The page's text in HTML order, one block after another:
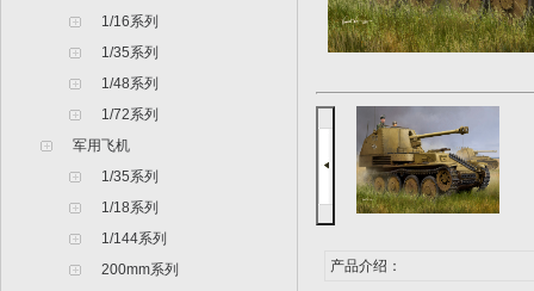
1/16系列
1/35系列
1/48系列
1/72系列
军用飞机
1/35系列
1/18系列
1/144系列
200mm系列
产品介绍：